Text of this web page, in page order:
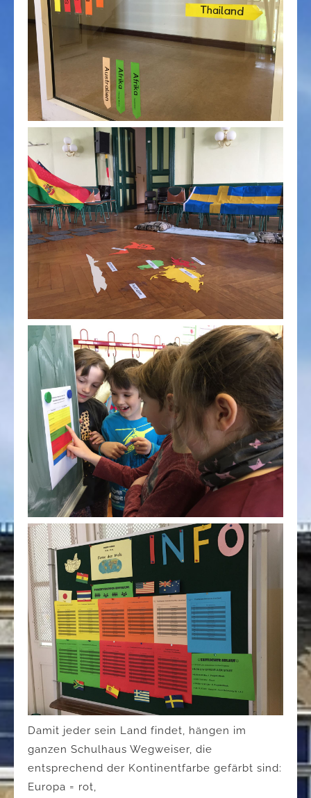
Damit jeder sein Land findet, hängen im
ganzen Schulhaus Wegweiser, die
entsprechend der Kontinentfarbe gefärbt sind:
Europa = rot,